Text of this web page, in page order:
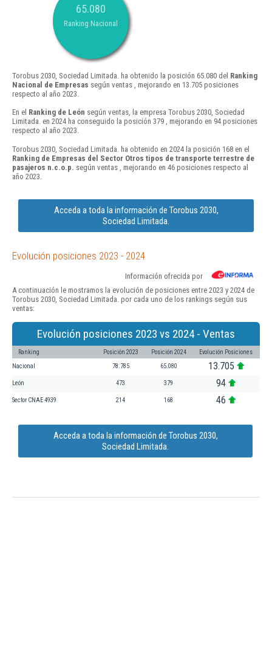
65.080
Ranking Nacional
Torobus 2030, Sociedad Limitada. ha obtenido la posición 65.080 del Ranking
Nacional de Empresas según ventas , mejorando en 13.705 posiciones
respecto al año 2023.
En el Ranking de León según ventas, la empresa Torobus 2030, Sociedad
Limitada. en 2024 ha conseguido la posición 379 , mejorando en 94 posiciones
respecto al año 2023.
Torobus 2030, Sociedad Limitada. ha obtenido en 2024 la posición 168 en el
Ranking de Empresas del Sector Otros tipos de transporte terrestre de
pasajeros n.c.o.p. según ventas , mejorando en 46 posiciones respecto al
año 2023.
Acceda a toda la información de Torobus 2030,
Sociedad Limitada.
Evolución posiciones 2023 - 2024
Información ofrecida por
A continuación le mostramos la evolución de posiciones entre 2023 y 2024 de
Torobus 2030, Sociedad Limitada. por cada uno de los rankings según sus
ventas:
Evolución posiciones 2023 vs 2024 - Ventas
Ranking Posición 2023 Posición 2024 Evolución Posiciones
Nacional 78.785 65.080 13.705
León 473 379 94
Sector CNAE 4939 214 168 46
Acceda a toda la información de Torobus 2030,
Sociedad Limitada.